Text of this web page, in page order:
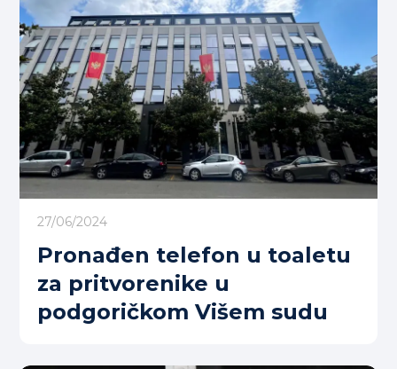
27/06/2024
Pronađen telefon u toaletu
za pritvorenike u
podgoričkom Višem sudu